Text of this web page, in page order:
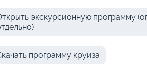
экскурсионную программу
программу круиза